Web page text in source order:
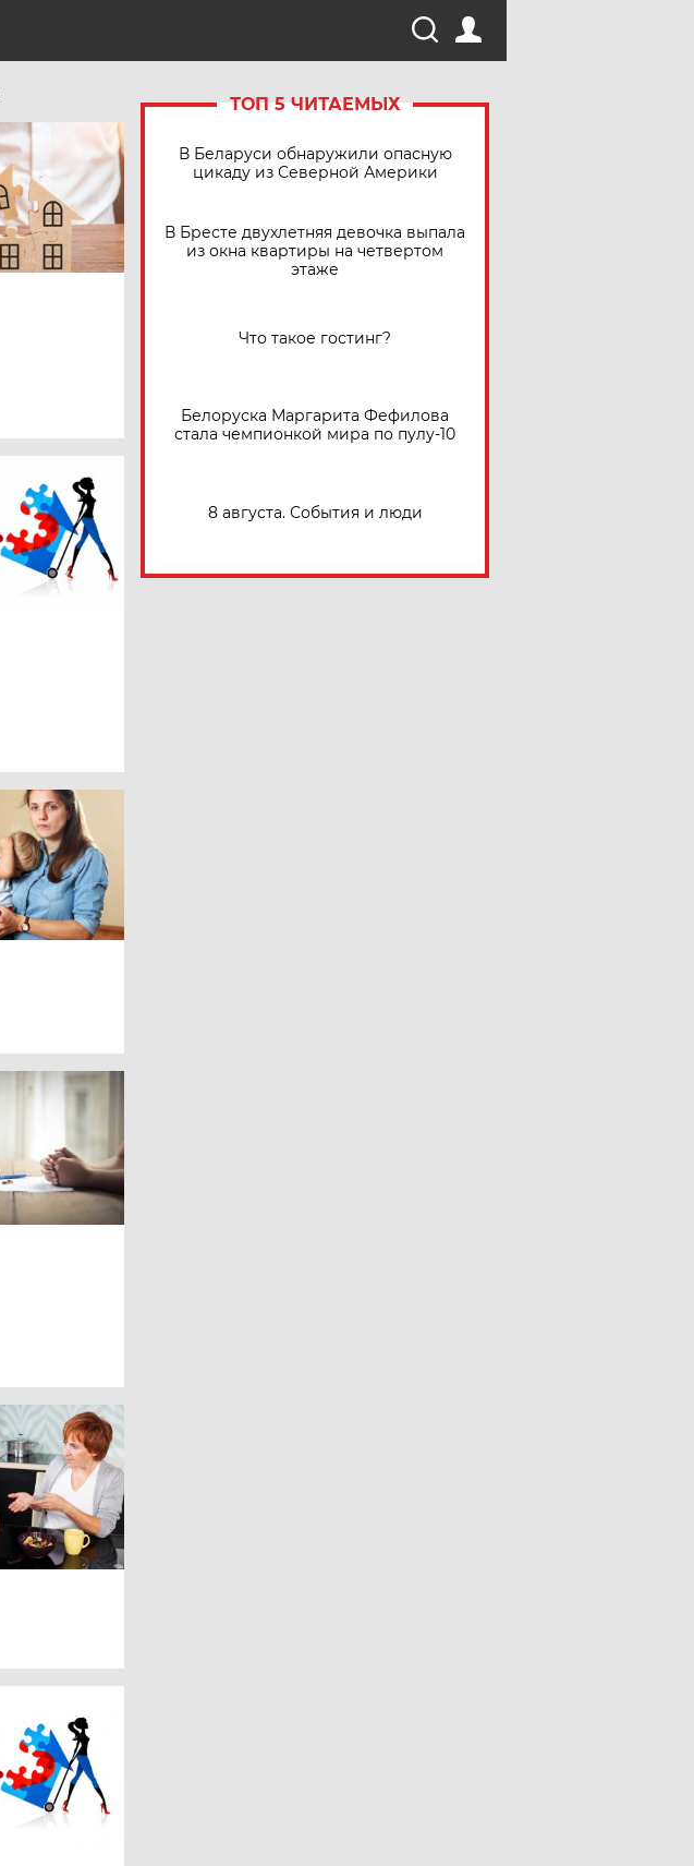
ТОП 5 ЧИТАЕМЫХ
В Беларуси обнаружили опасную
цикаду из Северной Америки
В Бресте двухлетняя девочка выпала
из окна квартиры на четвертом
этаже
Что такое гостинг?
Белоруска Маргарита Фефилова
стала чемпионкой мира по пулу-10
8 августа. События и люди